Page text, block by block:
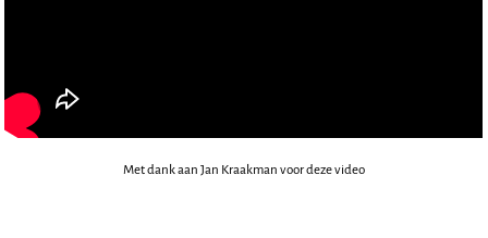
Met dank aan Jan Kraakman voor deze video